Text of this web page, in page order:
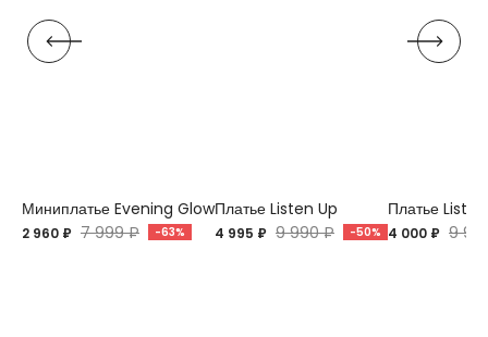
Миниплатье Evening Glow
2 960 ₽ 7 999 ₽ -63%
Платье Listen Up
4 995 ₽ 9 990 ₽ -50%
Платье
4 000 ₽ 9